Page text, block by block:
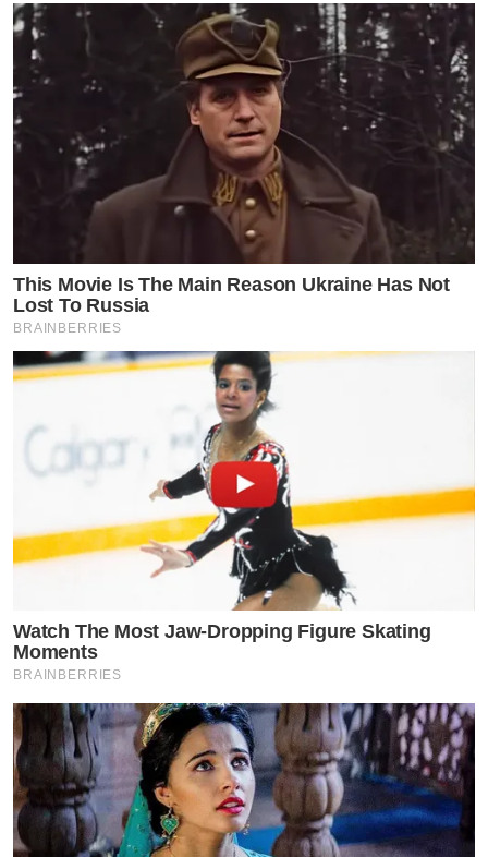
This Movie Is The Main Reason Ukraine Has Not
Lost To Russia
BRAINBERRIES
Watch The Most Jaw‑Dropping Figure Skating
Moments
BRAINBERRIES